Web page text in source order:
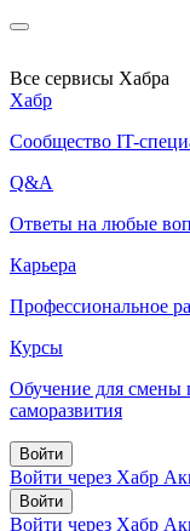
Все сервисы Хабра
Хабр
Сообщество IT-
Q&A
Ответы на любые
Карьера
Профессиональное
Курсы
Обучение для смены
саморазвития
Войти
Войти через Хабр
Войти
Войти через Хабр